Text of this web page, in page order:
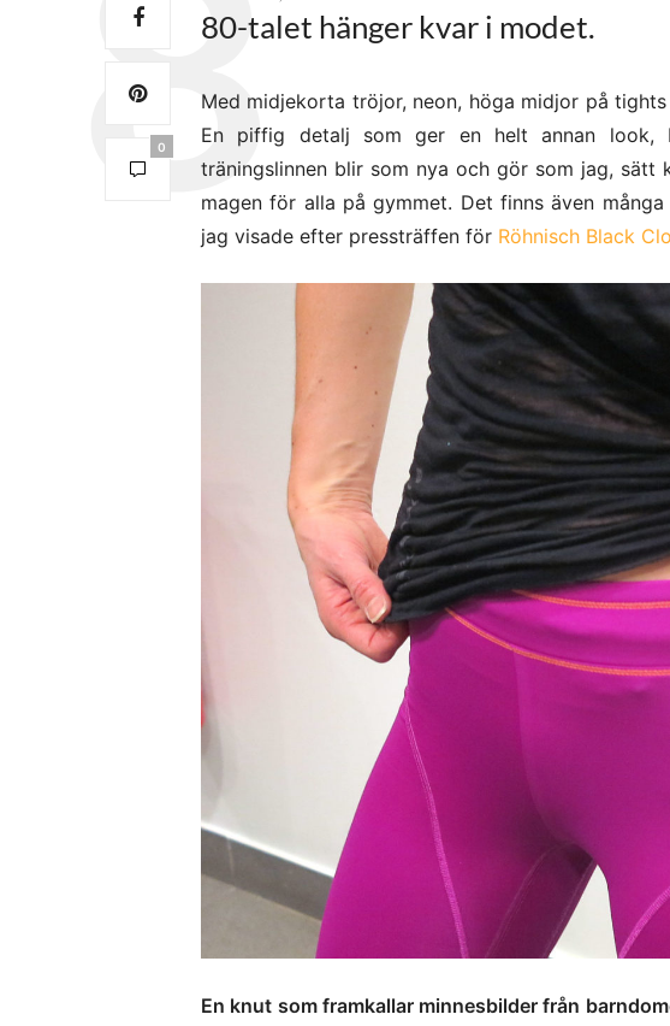
0
80-talet hänger kvar i modet.
Med midjekorta tröjor, neon, höga midjor på
En piffig detalj som ger en helt annan look,
träningslinnen blir som nya och gör som jag,
magen för alla på gymmet. Det finns även
jag visade efter pressträffen för Röhnisch Black
En knut som framkallar minnesbilder från